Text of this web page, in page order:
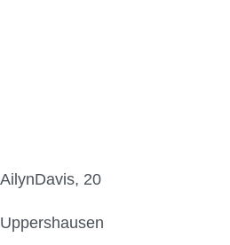
AilynDavis, 20
Uppershausen